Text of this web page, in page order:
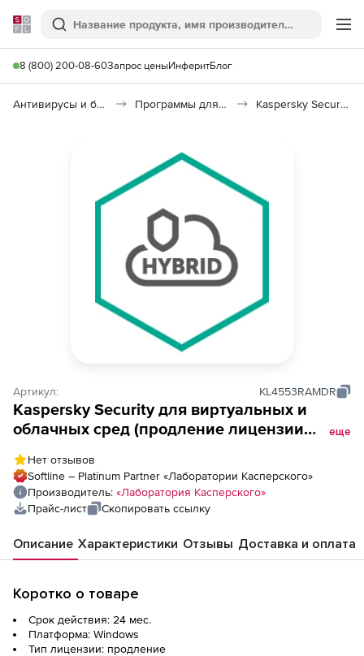
Softline
Поиск
8 (800) 200-08-60Запрос ценыИнферитБлог
Антивирусы и безопасность Программы для защиты информации Kaspersky Security для виртуальных и облачных сред
Артикул: KL4553RAMDR
Kaspersky Security для виртуальных и
облачных сред (продление лицензии
лицензия на 2 года по количеству CPU
еще
Нет отзывов
Softline – Platinum Partner «Лаборатории Касперского»
Производитель: «Лаборатория Касперского»
Прайс-лист
Скопировать ссылку
Описание Характеристики Отзывы Доставка и оплата
Коротко о товаре
Срок действия: 24 мес.
Платформа: Windows
Тип лицензии: продление